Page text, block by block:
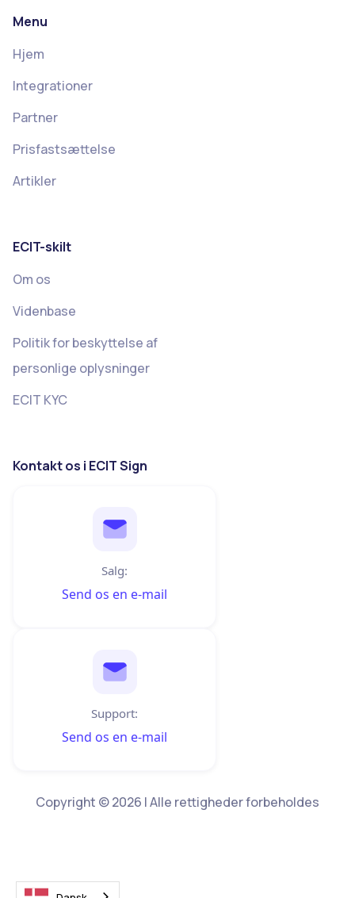
Menu
Hjem
Integrationer
Partner
Prisfastsættelse
Artikler
ECIT-skilt
Om os
Videnbase
Politik for beskyttelse af
personlige oplysninger
ECIT KYC
Kontakt os i ECIT Sign
Salg:
Send os en e-mail
Support:
Send os en e-mail
Copyright © 2026 | Alle rettigheder forbeholdes